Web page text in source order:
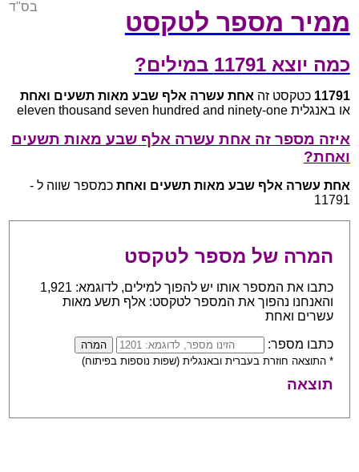
ממיר מספר לטקסט
בס"ד
כמה יוצא 11791 במילים?
11791 כטקסט זה אחת עשרה אלף שבע מאות תשעים ואחת
או באנגלית eleven thousand seven hundred and ninety-one
איזה מספר זה אחת עשרה אלף שבע מאות תשעים
ואחת?
אחת עשרה אלף שבע מאות תשעים ואחת כמספר שווה ל -
11791
המרה של מספר לטקסט
כתבו את המספר אותו יש להפוך למילים, לדוגמא: 1,921
והאנחנו נהפוך את המספר לטקסט: אלף תשע מאות
עשרים ואחת
כתבו מספר:
* התוצאה חוזרת בעברית ובאנגלית (שפות נוספות בפיתוח)
תוצאה